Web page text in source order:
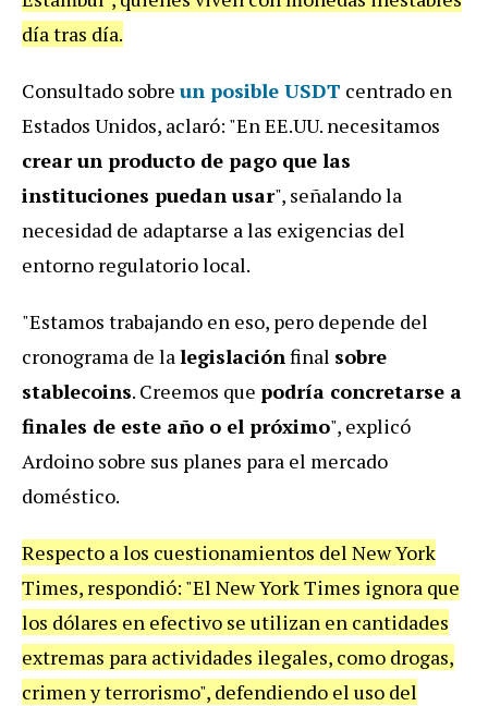
día tras día.
Consultado sobre un posible USDT centrado en
Estados Unidos, aclaró: "En EE.UU. necesitamos
crear un producto de pago que las
instituciones puedan usar", señalando la
necesidad de adaptarse a las exigencias del
entorno regulatorio local.
"Estamos trabajando en eso, pero depende del
cronograma de lalegislaciónfinal sobre
stablecoins. Creemos que podría concretarse a
finales de este año o el próximo", explicó
Ardoino sobre sus planes para el mercado
doméstico.
Respecto a los cuestionamientos del New York
Times, respondió: "El New York Times ignora que
los dólares en efectivo se utilizan en cantidades
extremas para actividades ilegales, como drogas,
crimen y terrorismo", defendiendo el uso del